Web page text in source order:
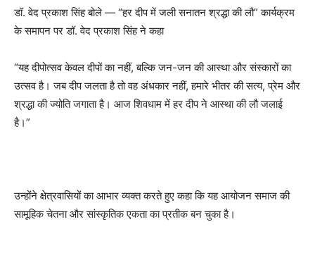
डॉ. वेद प्रकाश सिंह बोले — “हर दीप में जली सनातन श्रद्धा की लौ” कार्यक्रम
के समापन पर डॉ. वेद प्रकाश सिंह ने कहा
“यह दीपोत्सव केवल दीपों का नहीं, बल्कि जन-जन की आस्था और संस्कारों का
उत्सव है। जब दीप जलता है तो वह अंधकार नहीं, हमारे भीतर की सत्य, प्रेम और
श्रद्धा की ज्योति जगाता है। आज शिवधाम में हर दीप ने आस्था की लौ जलाई
है।”
उन्होंने क्षेत्रवासियों का आभार व्यक्त करते हुए कहा कि यह आयोजन समाज की
सामूहिक चेतना और सांस्कृतिक एकता का प्रतीक बन चुका है।